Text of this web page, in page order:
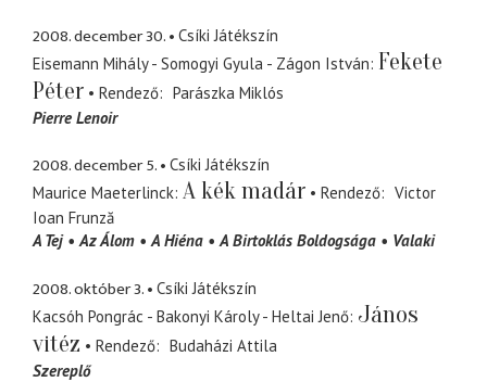
2008. december 30.
Csíki Játékszín
Eisemann Mihály - Somogyi Gyula - Zágon István Fekete
Péter
Rendező
Parászka Miklós
Pierre Lenoir
2008. december 5.
Csíki Játékszín
Maurice Maeterlinck A kék madár Rendező
Victor
Ioan Frunză
A Tej
Az Álom A Hiéna A Birtoklás Boldogsága Valaki
2008. október 3.
Csíki Játékszín
Kacsóh Pongrác - Bakonyi Károly - Heltai Jenő János
vitéz
Rendező
Budaházi Attila
Szereplő